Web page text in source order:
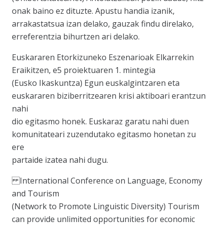
onak baino ez dituzte. Apustu handia izanik,
arrakastatsua izan delako, gauzak findu direlako,
erreferentzia bihurtzen ari delako.
Euskararen Etorkizuneko Eszenarioak Elkarrekin
Eraikitzen, e5 proiektuaren 1. mintegia
(Eusko Ikaskuntza) Egun euskalgintzaren eta
euskararen biziberritzearen krisi aktiboari erantzun
nahi
dio egitasmo honek. Euskaraz garatu nahi duen
komunitateari zuzendutako egitasmo honetan zu
ere
partaide izatea nahi dugu.
International Conference on Language, Economy
and Tourism
(Network to Promote Linguistic Diversity) Tourism
can provide unlimited opportunities for economic